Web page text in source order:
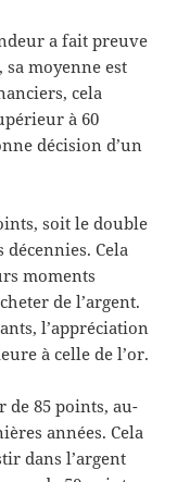
a fait preuve
sa moyenne est
cela
à 60
décision d’un
soit le double
Cela
moments
de l’argent.
l’appréciation
à celle de l’or.
85 points, au-
années. Cela
dans l’argent